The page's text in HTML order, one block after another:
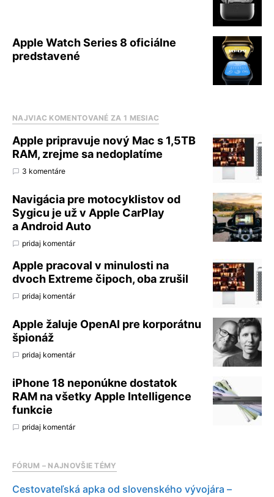
Apple Watch Series 8 oficiálne
predstavené
NAJVIAC KOMENTOVANÉ ZA 1 MESIAC
Apple pripravuje nový Mac s 1,5TB
RAM, zrejme sa nedoplatíme
3 komentáre
Navigácia pre motocyklistov od
Sygicu je už v Apple CarPlay
a Android Auto
pridaj komentár
Apple pracoval v minulosti na
dvoch Extreme čipoch, oba zrušil
pridaj komentár
Apple žaluje OpenAI pre korporátnu
špionáž
pridaj komentár
iPhone 18 neponúkne dostatok
RAM na všetky Apple Intelligence
funkcie
pridaj komentár
FÓRUM – NAJNOVŠIE TÉMY
Cestovateľská apka od slovenského vývojára –